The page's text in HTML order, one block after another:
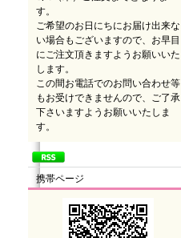
す。
ご希望のお日にちにお届け出来な
い場合もございますので、お早目
にご注文頂きますようお願いいた
します。
この間お電話でのお問い合わせ等
もお受けできませんので、ご了承
下さいますようお願いいたしま
す。
携帯ページ